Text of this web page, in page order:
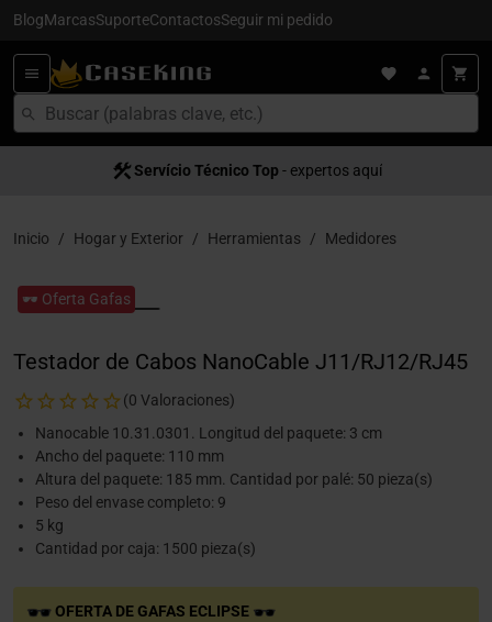
BlogMarcasSuporteContactosSeguir mi pedido
Servício Técnico Top - expertos aquí
Inicio Hogar y Exterior Herramientas Medidores
🕶️ Oferta Gafas
Testador de Cabos NanoCable J11/RJ12/RJ45
(0 Valoraciones)
Nanocable 10.31.0301. Longitud del paquete: 3 cm
Ancho del paquete: 110 mm
Altura del paquete: 185 mm. Cantidad por palé: 50 pieza(s)
Peso del envase completo: 9
5 kg
Cantidad por caja: 1500 pieza(s)
OFERTA DE GAFAS ECLIPSE